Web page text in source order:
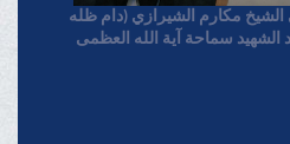
الشیخ مکارم الشیرازي (دام ظله
الشهید سماحة آیة الله العظمی